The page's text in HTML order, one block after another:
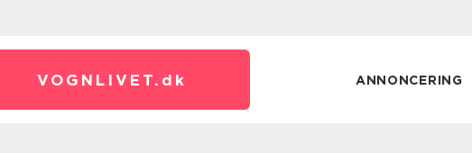
VOGNLIVET. dk ANNONCERING